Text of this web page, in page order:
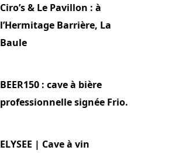
Ciro’s & Le Pavillon : à
l’Hermitage Barrière, La
Baule
BEER150 : cave à bière
professionnelle signée Frio.
ELYSEE | Cave à vin